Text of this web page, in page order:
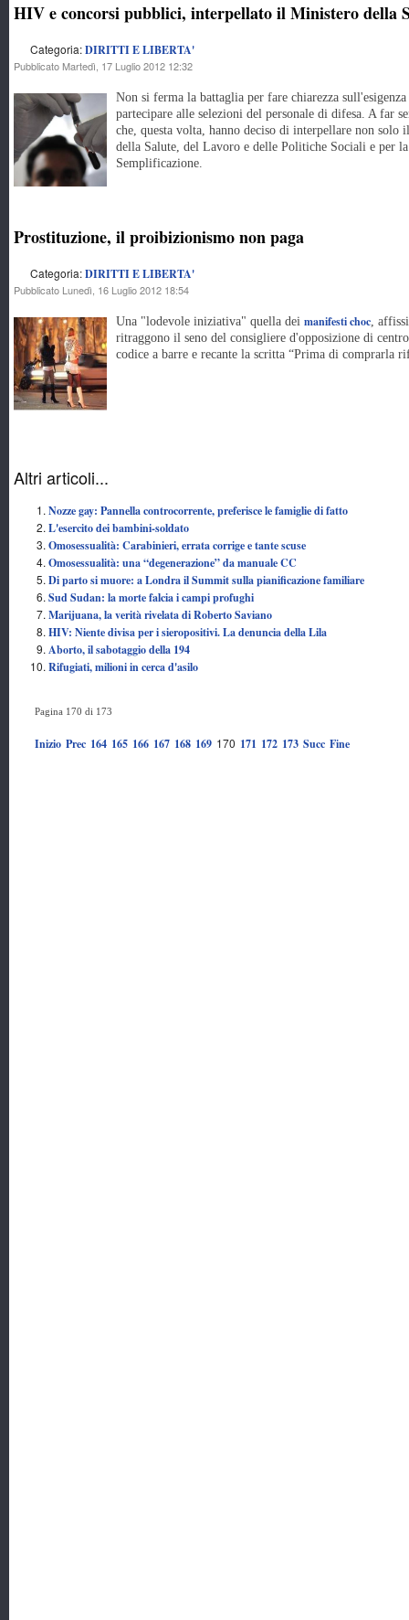
HIV e concorsi pubblici, interpellato il Ministero della
Categoria:DIRITTI E LIBERTA'
Pubblicato Martedì, 17 Luglio 2012 12:32
Non si ferma la battaglia per fare chiarezza
partecipare alle selezioni del personale di difesa. A far
che, questa volta, hanno deciso di interpellare non
della Salute, del Lavoro e delle Politiche Sociali e per
Semplificazione.
Prostituzione, il proibizionismo non paga
Categoria:DIRITTI E LIBERTA'
Pubblicato Lunedì, 16 Luglio 2012 18:54
Una "lodevole iniziativa" quella dei manifesti choc,
ritraggono il seno del consigliere d'opposizione di
codice a barre e recante la scritta “Prima di comprarla
Altri articoli...
Nozze gay: Pannella controcorrente, preferisce le famiglie di fatto
L'esercito dei bambini-soldato
Omosessualità: Carabinieri, errata corrige e tante scuse
Omosessualità: una “degenerazione” da manuale CC
Di parto si muore: a Londra il Summit sulla pianificazione familiare
Sud Sudan: la morte falcia i campi profughi
Marijuana, la verità rivelata di Roberto Saviano
HIV: Niente divisa per i sieropositivi. La denuncia della Lila
Aborto, il sabotaggio della 194
Rifugiati, milioni in cerca d'asilo
Pagina 170 di 173
Inizio Prec 164 165 166 167 168 169 170 171 172 173 Succ Fine